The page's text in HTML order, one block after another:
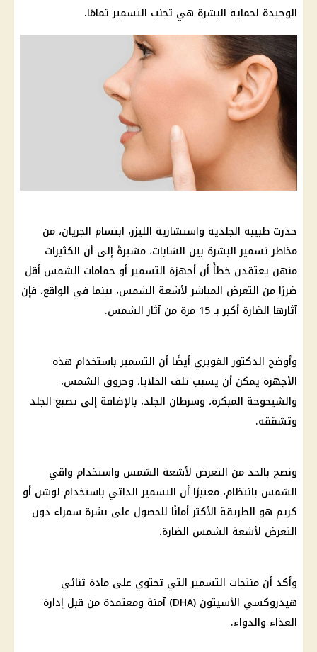
الوحيدة لحماية البشرة هي تجنب التسمير تمامًا.
حذرت طبيبة الجلدية واستشارية الليزر، ابتسام الجريان، من
مخاطر تسمير البشرة بين الشابات، مشيرةً إلى أن الكثيرات
منهن يعتقدن خطأً أن أجهزة التسمير أو حمامات الشمس أقل
ضررًا من التعرض المباشر لأشعة الشمس، بينما في الواقع، فإن
آثارها الضارة أكبر بـ 15 مرة من آثار الشمس.
وأوضح الدكتور الغويري أيضًا أن التسمير باستخدام هذه
الأجهزة يمكن أن يسبب تلف الخلايا، وحروق الشمس،
والشيخوخة المبكرة، وسرطان الجلد، بالإضافة إلى تصبغ الجلد
وتشققه.
ونصح بالحد من التعرض لأشعة الشمس واستخدام واقي
الشمس بانتظام، معتبرًا أن التسمير الذاتي باستخدام لوشن أو
كريم هو الطريقة الأكثر أمانًا للحصول على بشرة سمراء دون
التعرض لأشعة الشمس الضارة.
وأكد أن منتجات التسمير التي تحتوي على مادة ثنائي
هيدروكسي الأسيتون (DHA) آمنة ومعتمدة من قبل إدارة
الغذاء والدواء.